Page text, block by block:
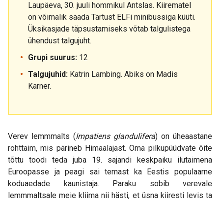
Laupäeva, 30. juuli hommikul Antslas. Kiirematel
on võimalik saada Tartust ELFi minibussiga küüti.
Üksikasjade täpsustamiseks võtab talgulistega
ühendust talgujuht.
Grupi suurus: 12
Talgujuhid: Katrin Lambing. Abiks on Madis
Karner.
Verev lemmmalts (Impatiens glandulifera) on üheaastane
rohttaim, mis pärineb Himaalajast. Oma pilkupüüdvate õite
tõttu toodi teda juba 19. sajandi keskpaiku ilutaimena
Euroopasse ja peagi sai temast ka Eestis populaarne
koduaedade kaunistaja. Paraku sobib verevale
lemmmaltsale meie kliima nii hästi, et üsna kiiresti levis ta